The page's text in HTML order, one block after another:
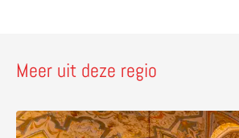
Meer uit deze regio
Lees meer over Palazzo Sorbello &